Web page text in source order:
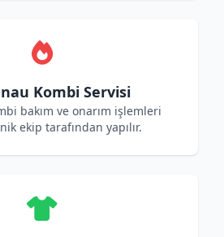
Kombi Servisi
bakım ve onarım işlemleri
ekip tarafından yapılır.